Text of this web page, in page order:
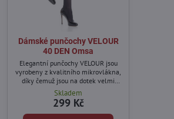
Dámské punčochy VELOUR
40 DEN Omsa
Elegantní punčochy VELOUR jsou
vyrobeny z kvalitního mikrovlákna,
díky čemuž jsou na dotek velmi
jemné a odolné vůči roztržení.
Skladem
299 Kč